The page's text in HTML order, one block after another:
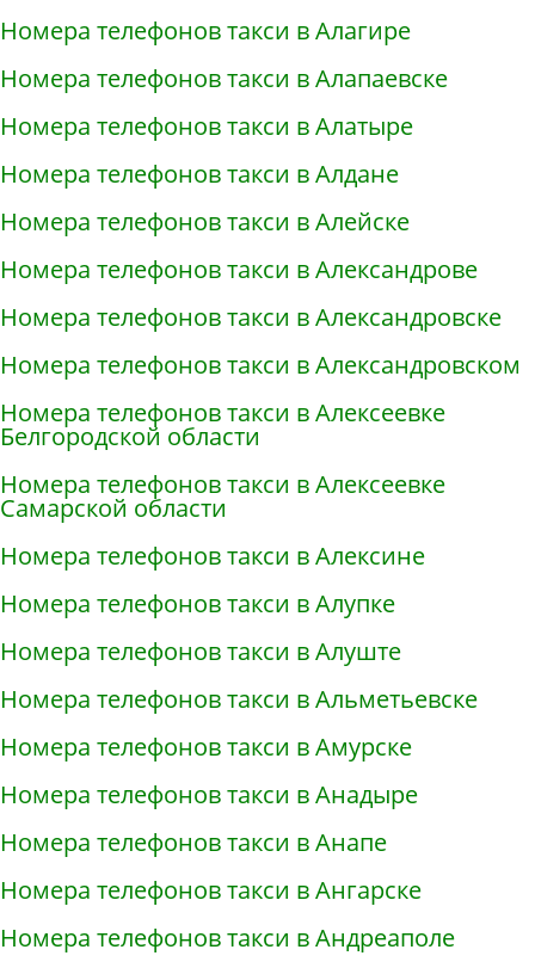
Номера телефонов такси в Алагире
Номера телефонов такси в Алапаевске
Номера телефонов такси в Алатыре
Номера телефонов такси в Алдане
Номера телефонов такси в Алейске
Номера телефонов такси в Александрове
Номера телефонов такси в Александровске
Номера телефонов такси в Александровском
Номера телефонов такси в Алексеевке
Белгородской области
Номера телефонов такси в Алексеевке
Самарской области
Номера телефонов такси в Алексине
Номера телефонов такси в Алупке
Номера телефонов такси в Алуште
Номера телефонов такси в Альметьевске
Номера телефонов такси в Амурске
Номера телефонов такси в Анадыре
Номера телефонов такси в Анапе
Номера телефонов такси в Ангарске
Номера телефонов такси в Андреаполе